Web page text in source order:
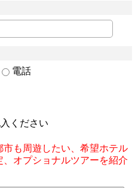
電話
ください
も周遊したい、希望ホテル
オプショナルツアーを紹介